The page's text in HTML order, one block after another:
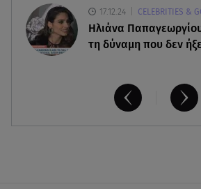
17.12.24 CELEBRITIES &
Ηλιάνα
τη δύναμη που δεν